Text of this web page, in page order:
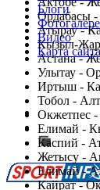
Ордабасы -
Атырау -
Кызыл-
Астана -
Улытау -
Иртыш -
Тобол -
Окжетпес -
Елимай -
Каспий -
Жетысу -
Елимай -
Кайрат -
Блоги
Видео
Карта сайта
Есть
Перейти